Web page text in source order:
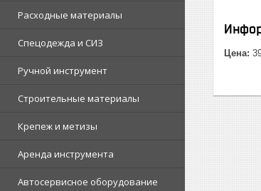
Расходные материалы
Спецодежда и СИЗ
Ручной инструмент
Строительные материалы
Крепеж и метизы
Аренда инструмента
Автосервисное оборудование
Цена: